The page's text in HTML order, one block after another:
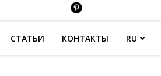
СТАТЬИ КОНТАКТЫ RU